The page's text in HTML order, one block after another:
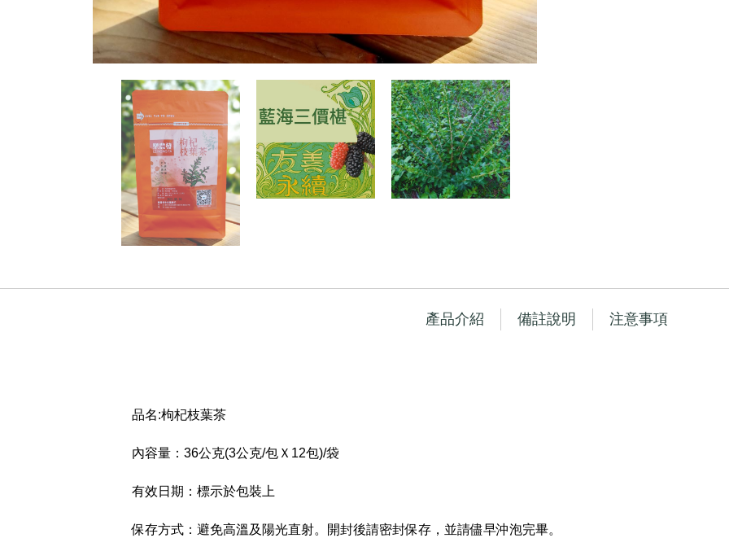
產品介紹 備註說明 注意事項
品名:枸杞枝葉茶
內容量：36公克(3公克/包Ｘ12包)/袋
有效日期：標示於包裝上
保存方式：避免高溫及陽光直射。開封後請密封保存，並請儘早沖泡完畢。